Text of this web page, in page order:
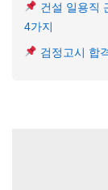
건설 일용직
4가지
검정고시 합